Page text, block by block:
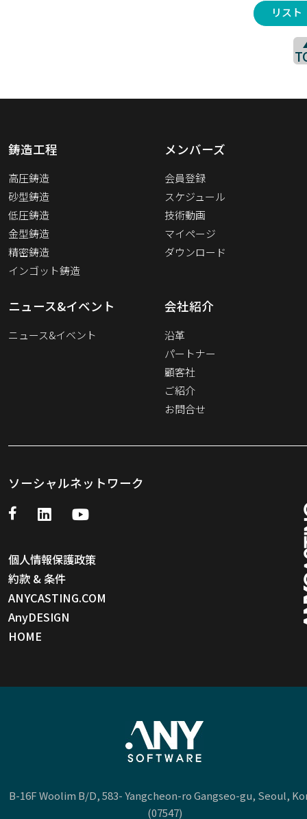
リスト
鋳造工程
高圧鋳造
砂型鋳造
低圧鋳造
金型鋳造
精密鋳造
インゴット鋳造
メンバーズ
会員登録
スケジュール
技術動画
マイページ
ダウンロード
ニュース&イベント
ニュース&イベント
会社紹介
沿革
パートナー
顧客社
ご紹介
お問合せ
ソーシャルネットワーク
個人情報保護政策
約款 & 条件
ANYCASTING.COM
AnyDESIGN
HOME
B-16F Woolim B/D, 583- Yangcheon-ro Gangseo-gu, Seoul,
(07547)